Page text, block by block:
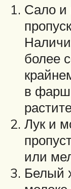
Сало
более
в фарш
Лук и
или
Белый